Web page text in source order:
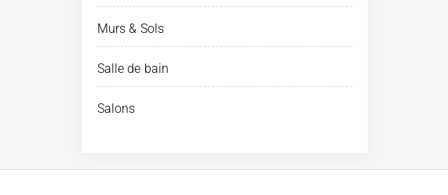
Murs & Sols
Salle de bain
Salons